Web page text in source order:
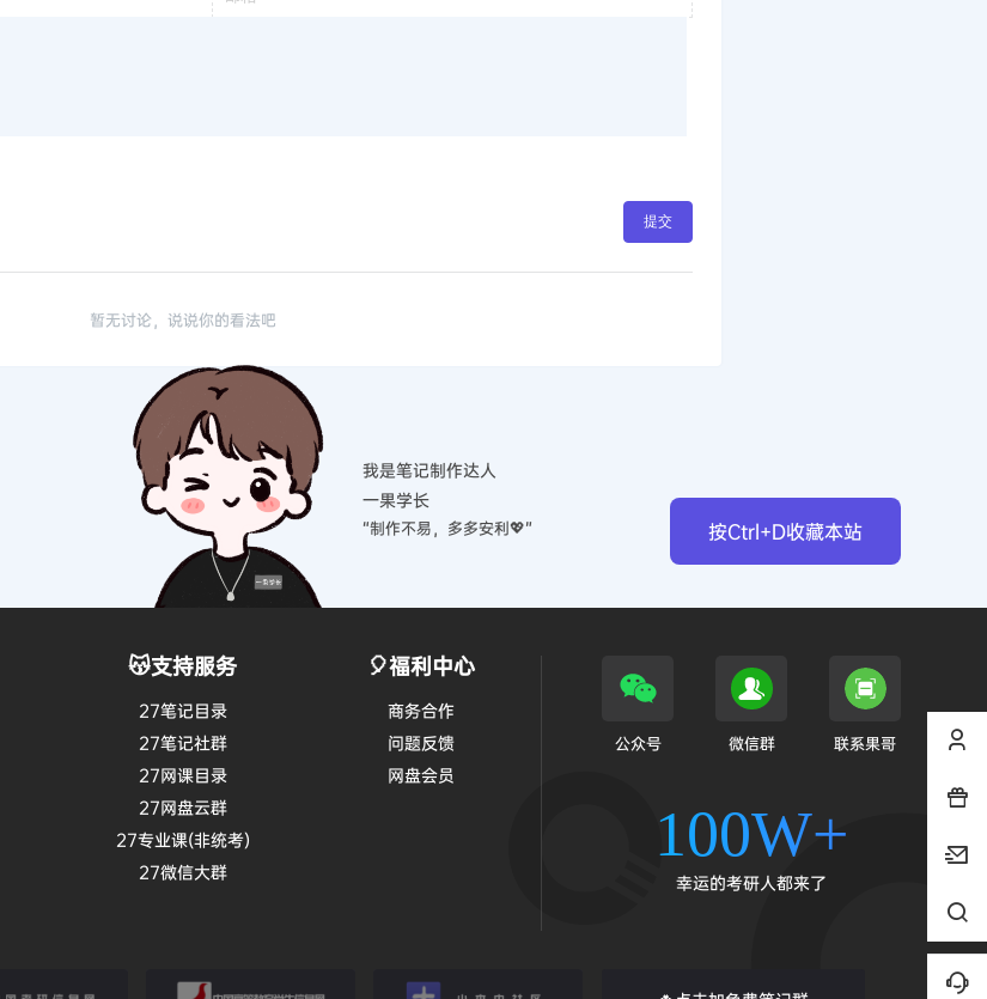
提交
暂无讨论，说说你的看法吧
按Ctrl+D收藏本站
我是笔记制作达人
一果学长
“制作不易，多多安利💖”
😽支持服务
27笔记目录
27笔记社群
27网课目录
27网盘云群
27专业课(非统考)
27微信大群
🎈福利中心
商务合作
问题反馈
网盘会员
公众号 微信群 联系果哥
100W+
幸运的考研人都来了